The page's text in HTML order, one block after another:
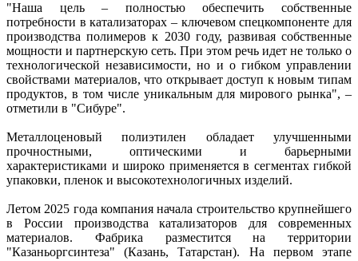
"Наша цель – полностью обеспечить собственные
потребности в катализаторах – ключевом спецкомпоненте для
производства полимеров к 2030 году, развивая собственные
мощности и партнерскую сеть. При этом речь идет не только о
технологической независимости, но и о гибком управлении
свойствами материалов, что открывает доступ к новым типам
продуктов, в том числе уникальным для мирового рынка", –
отметили в "Сибуре".
Металлоценовый полиэтилен обладает улучшенными
прочностными, оптическими и барьерными
характеристиками и широко применяется в сегментах гибкой
упаковки, пленок и высокотехнологичных изделий.
Летом 2025 года компания начала строительство крупнейшего
в России производства катализаторов для современных
материалов. Фабрика разместится на территории
"Казаньоргсинтеза" (Казань, Татарстан). На первом этапе